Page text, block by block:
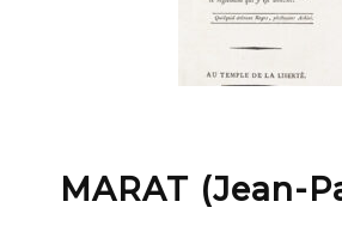
MARAT (Jean-